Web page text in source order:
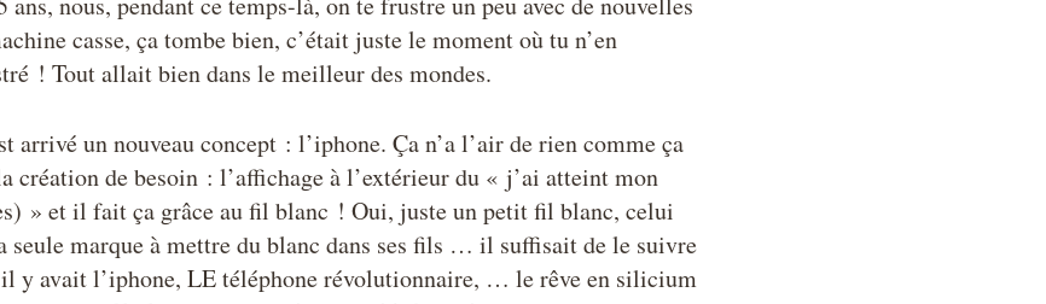
casse, ça tombe bien, c’était juste le moment où tu n’en
! Tout allait bien dans le meilleur des mondes.
arrivé un nouveau concept : l’iphone. Ça n’a l’air de rien comme ça
création de besoin : l’affichage à l’extérieur du « j’ai atteint mon
» et il fait ça grâce au fil blanc ! Oui, juste un petit fil blanc, celui
seule marque à mettre du blanc dans ses fils … il suffisait de le suivre
il y avait l’iphone, LE téléphone révolutionnaire, … le rêve en silicium